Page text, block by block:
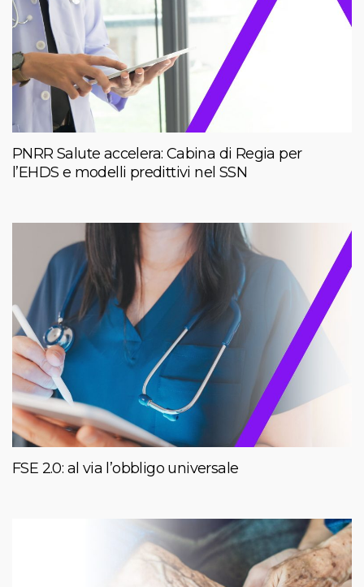
PNRR Salute accelera: Cabina di Regia per
l’EHDS e modelli predittivi nel SSN
FSE 2.0: al via l’obbligo universale